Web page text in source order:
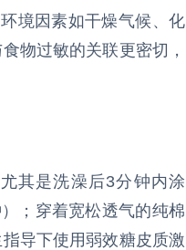
境因素如干燥气候、化
物过敏的关联更密切，
其是洗澡后3分钟内涂
；穿着宽松透气的纯棉
导下使用弱效糖皮质激